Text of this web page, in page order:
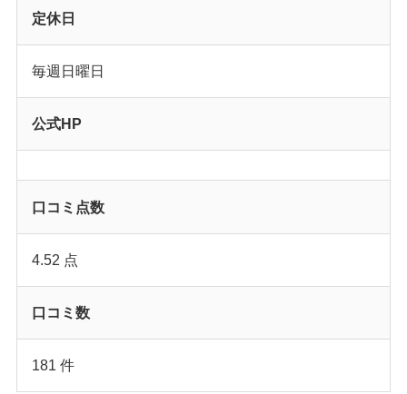
定休日
毎週日曜日
公式HP
口コミ点数
4.52 点
口コミ数
181 件